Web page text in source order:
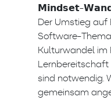
𝗠𝗶𝗻𝗱𝘀𝗲𝘁-
Der Umstieg auf
Software-
Kulturwandel im
sind notwendig.
gemeinsam